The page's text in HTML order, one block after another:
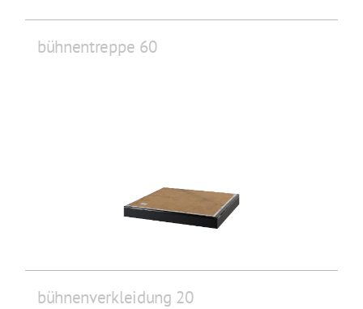
bühnentreppe 60
bühnenverkleidung 20